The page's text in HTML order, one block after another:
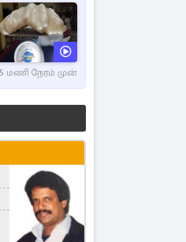
மணி நேரம் முன்